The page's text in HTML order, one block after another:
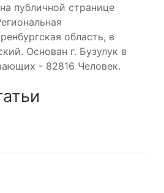
публичной странице
область, в
Основан г. Бузулук в
- 82816 Человек.